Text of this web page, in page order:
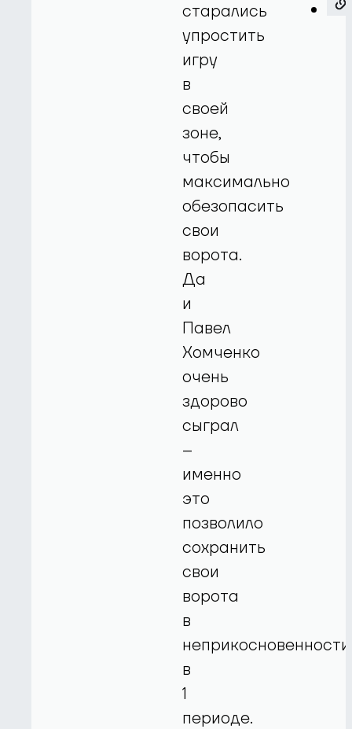
старались
упростить
игру
в
своей
зоне,
чтобы
максимально
обезопасить
свои
ворота.
Да
и
Павел
Хомченко
очень
здорово
сыграл
–
именно
это
позволило
сохранить
свои
ворота
в
неприкосновенности
в
1
периоде.